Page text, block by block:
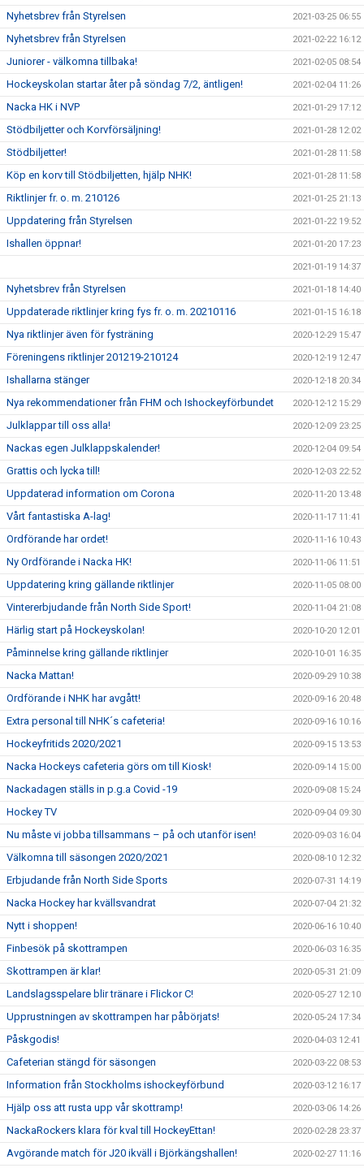
Nyhetsbrev från Styrelsen 2021-03-25 06:55
Nyhetsbrev från Styrelsen 2021-02-22 16:12
Juniorer - välkomna tillbaka! 2021-02-05 08:54
Hockeyskolan startar åter på söndag 7/2, äntligen! 2021-02-04 11:26
Nacka HK i NVP 2021-01-29 17:12
Stödbiljetter och Korvförsäljning! 2021-01-28 12:02
Stödbiljetter! 2021-01-28 11:58
Köp en korv till Stödbiljetten, hjälp NHK! 2021-01-28 11:58
Riktlinjer fr. o. m. 210126 2021-01-25 21:13
Uppdatering från Styrelsen 2021-01-22 19:52
Ishallen öppnar! 2021-01-20 17:23
2021-01-19 14:37
Nyhetsbrev från Styrelsen 2021-01-18 14:40
Uppdaterade riktlinjer kring fys fr. o. m. 20210116 2021-01-15 16:18
Nya riktlinjer även för fysträning 2020-12-29 15:47
Föreningens riktlinjer 201219-210124 2020-12-19 12:47
Ishallarna stänger 2020-12-18 20:34
Nya rekommendationer från FHM och Ishockeyförbundet 2020-12-12 15:29
Julklappar till oss alla! 2020-12-09 23:25
Nackas egen Julklappskalender! 2020-12-04 09:54
Grattis och lycka till! 2020-12-03 22:52
Uppdaterad information om Corona 2020-11-20 13:48
Vårt fantastiska A-lag! 2020-11-17 11:41
Ordförande har ordet! 2020-11-16 10:43
Ny Ordförande i Nacka HK! 2020-11-06 11:51
Uppdatering kring gällande riktlinjer 2020-11-05 08:00
Vintererbjudande från North Side Sport! 2020-11-04 21:08
Härlig start på Hockeyskolan! 2020-10-20 12:01
Påminnelse kring gällande riktlinjer 2020-10-01 16:35
Nacka Mattan! 2020-09-29 10:38
Ordförande i NHK har avgått! 2020-09-16 20:48
Extra personal till NHK´s cafeteria! 2020-09-16 10:16
Hockeyfritids 2020/2021 2020-09-15 13:53
Nacka Hockeys cafeteria görs om till Kiosk! 2020-09-14 15:00
Nackadagen ställs in p.g.a Covid -19 2020-09-08 15:24
Hockey TV 2020-09-04 09:30
Nu måste vi jobba tillsammans – på och utanför isen! 2020-09-03 16:04
Välkomna till säsongen 2020/2021 2020-08-10 12:32
Erbjudande från North Side Sports 2020-07-31 14:19
Nacka Hockey har kvällsvandrat 2020-07-04 21:32
Nytt i shoppen! 2020-06-16 10:40
Finbesök på skottrampen 2020-06-03 16:35
Skottrampen är klar! 2020-05-31 21:09
Landslagsspelare blir tränare i Flickor C! 2020-05-27 12:10
Upprustningen av skottrampen har påbörjats! 2020-05-24 17:34
Påskgodis! 2020-04-03 12:41
Cafeterian stängd för säsongen 2020-03-22 08:53
Information från Stockholms ishockeyförbund 2020-03-12 16:17
Hjälp oss att rusta upp vår skottramp! 2020-03-06 14:26
NackaRockers klara för kval till HockeyEttan! 2020-02-28 23:37
Avgörande match för J20 ikväll i Björkängshallen! 2020-02-27 11:16